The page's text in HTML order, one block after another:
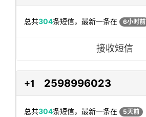
总共304条短信，最新一条在 6小时前
接收短信
+1 2598996023
总共304条短信，最新一条在 5天前